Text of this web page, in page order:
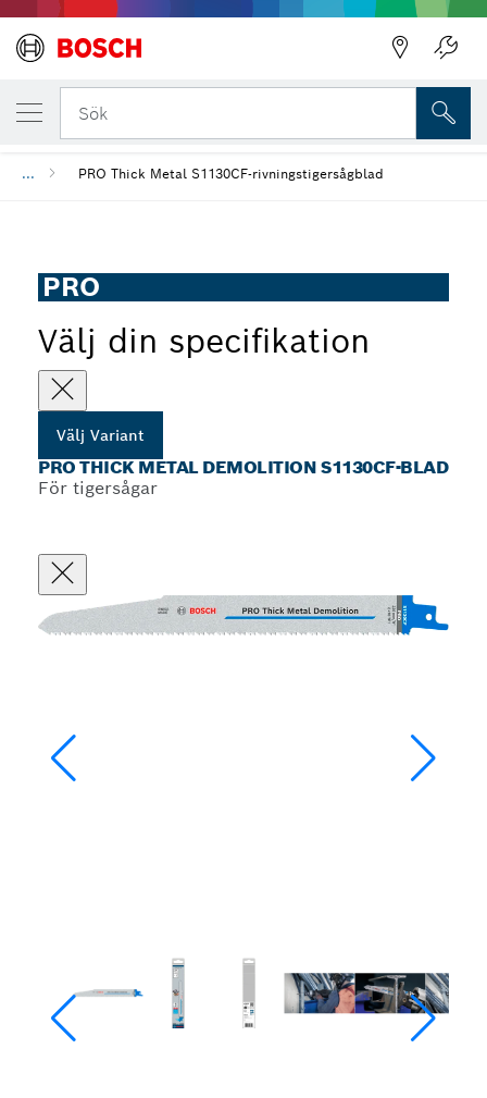
Sök
... PRO Thick Metal S1130CF-rivningstigersågblad
PRO
Välj din specifikation
Välj Variant
PRO THICK METAL DEMOLITION S1130CF-BLAD
För tigersågar
DIN UTVALDA VARIANT
PRO Thick Metal Demolition S1130CF-blad